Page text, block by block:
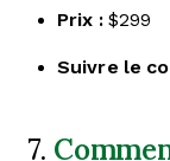
Prix :$299
Suivre le
7.